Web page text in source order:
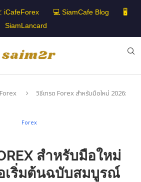
iCafeForex 💻 SiamCafe Blog
🖥️
SiamLancard
Forex
วิธีเทรด Forex สำหรับมือใหม่ 2026:
Forex
สำหรับมือใหม่
เริ่มต้นฉบับสมบูรณ์